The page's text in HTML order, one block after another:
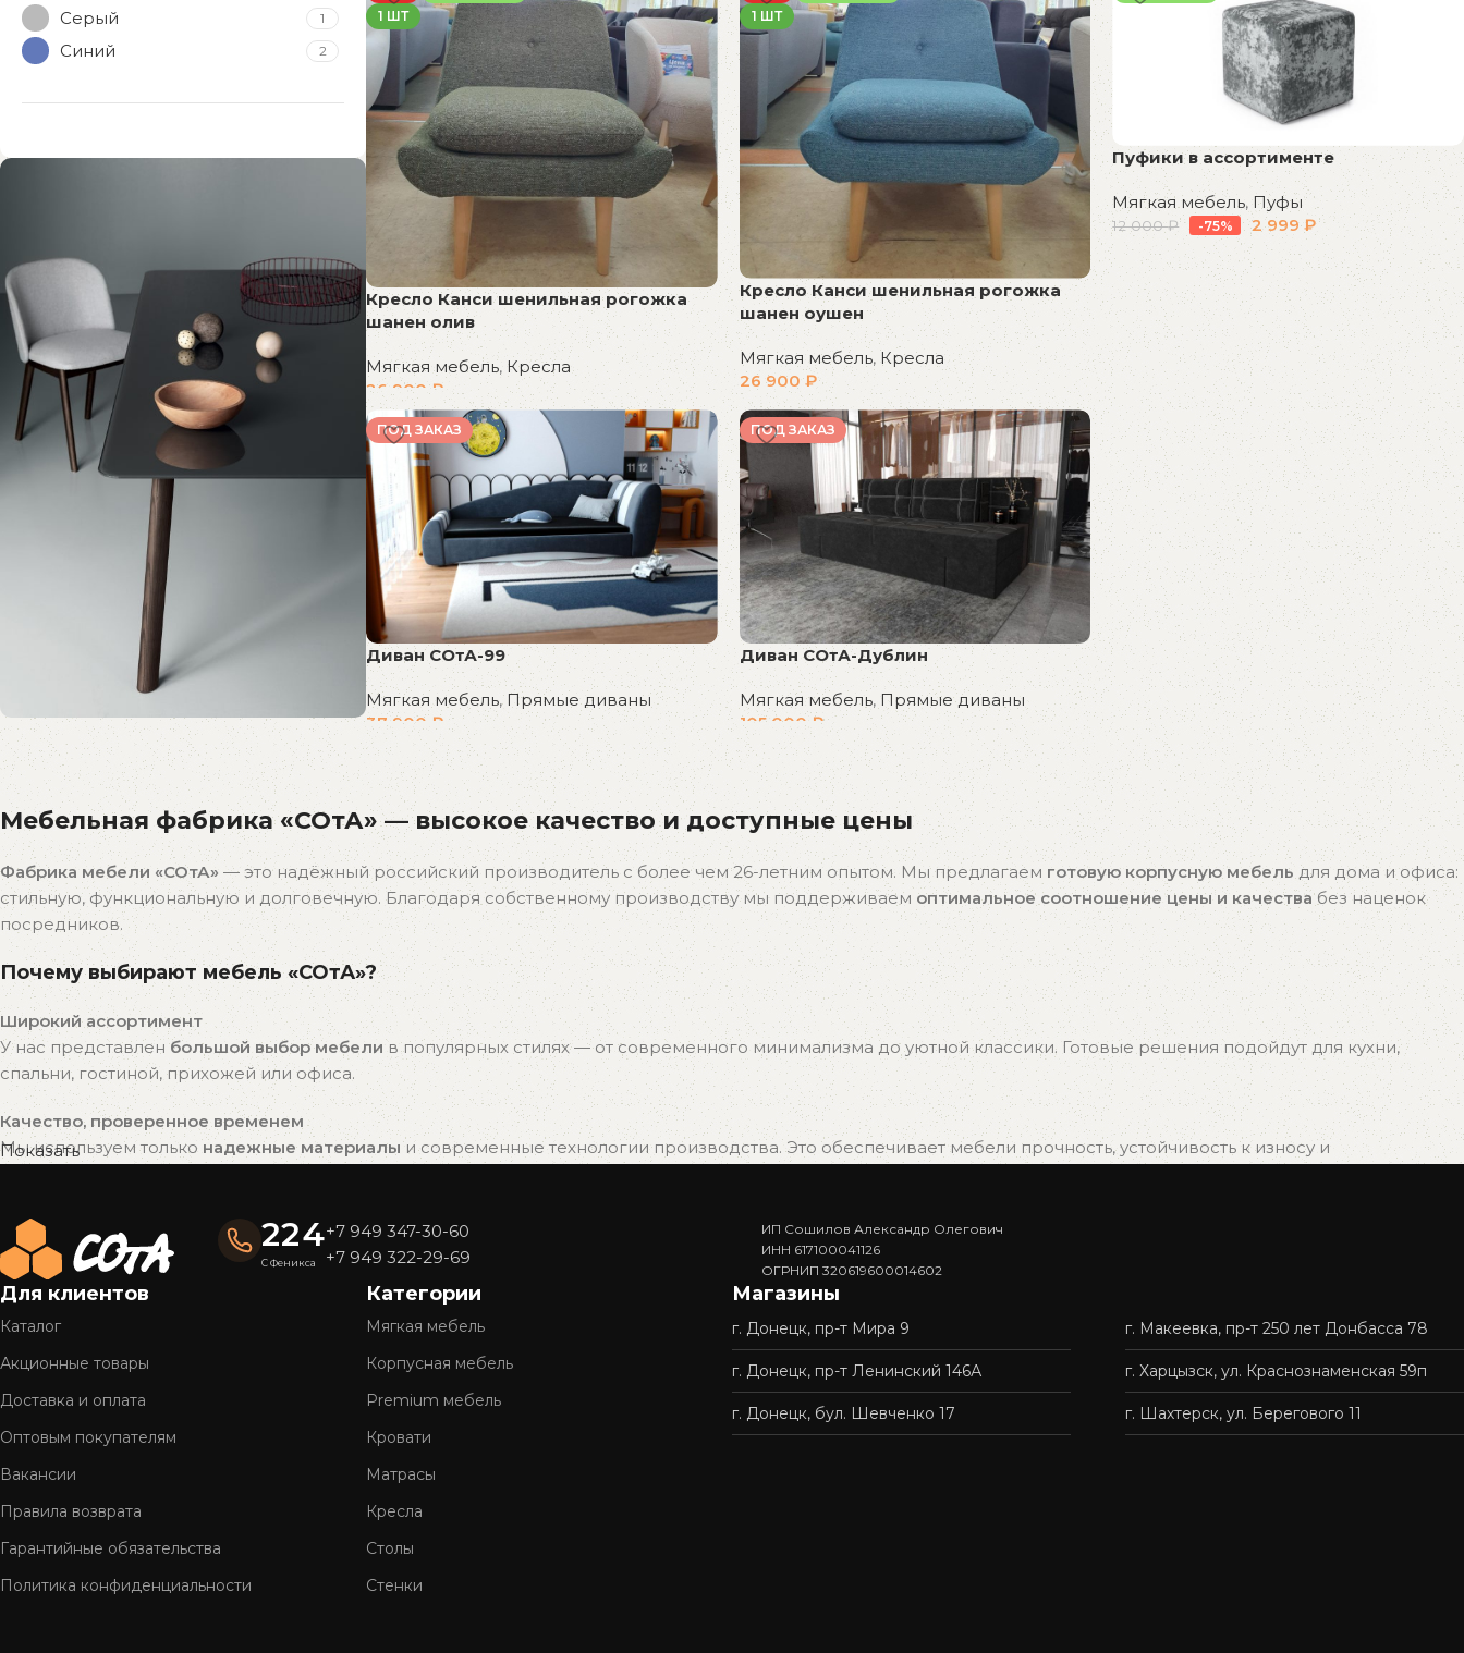
Серый 1
Синий 2
Распродажа
бестселлеров
Скидки на популярные модели!
К покупкам
1 ШТ
Кресло Канси шенильная рогожка
шанен олив
Мягкая мебель, Кресла
26 900₽
В корзину
1 ШТ
Кресло Канси шенильная рогожка
шанен оушен
Мягкая мебель, Кресла
26 900₽
В корзину
Пуфики в ассортименте
Мягкая мебель, Пуфы
12 000₽ -75% 2 999₽
В корзину
ПОД ЗАКАЗ
Диван СОтА-99
Мягкая мебель,Прямые диваны
37 900 ₽
В корзину
ПОД ЗАКАЗ
Диван СОтА-Дублин
Мягкая мебель, Прямые диваны
105 000 ₽
Мебельная фабрика «СОтА» — высокое качество и доступные цены
Фабрика мебели «СОтА» — это надёжный российский производитель с более чем 26-летним опытом. Мы предлагаем готовую корпусную мебель для дома и офиса:
стильную, функциональную и долговечную. Благодаря собственному производству мы поддерживаем оптимальное соотношение цены и качествабез наценок
посредников.
Почему выбирают мебель «СОтА»?
Широкий ассортимент
У нас представленбольшой выбор мебелив популярных стилях — от современного минимализма до уютной классики. Готовые решения подойдут для кухни,
спальни, гостиной, прихожей или офиса.
Качество, проверенное временем
Мы используем тольконадежные материалыи современные технологии производства. Это обеспечивает мебели прочность, устойчивость к износу и
Готовые решения — быстро и удобно
Вся мебель «СОтА» уже в наличии и готова к отправке. Вам не придётся ждать изготовления — достаточно выбрать подходящий вариант, и мы быстро организуем
доставку.
Полное обслуживание
: консультацию, доставку и профессиональную сборку мебели. Покупка у нас — это удобно, быстро и без лишних хлопот.
Более 26 лет на рынке
Нам доверяют тысячи клиентов по всей стране. Мы гордимся нашей репутацией и стремимся сделать качественную мебель доступной каждому.
Показать
224
С Феникса
+7 949 347-30-60
+7 949 322-29-69
ИП Сошилов Александр Олегович
ИНН 617100041126
ОГРНИП 320619600014602
Для клиентов
Каталог
Акционные товары
Доставка и оплата
Оптовым покупателям
Вакансии
Правила возврата
Гарантийные обязательства
Политика конфиденциальности
Категории
Мягкая мебель
Корпусная мебель
Premium мебель
Кровати
Матрасы
Кресла
Столы
Стенки
Магазины
г. Донецк, пр-т Мира 9
г. Донецк, пр-т Ленинский 146А
г. Донецк, бул. Шевченко 17
г. Макеевка, пр-т 250 лет Донбасса 78
г. Харцызск, ул. Краснознаменская 59п
г. Шахтерск, ул. Берегового 11